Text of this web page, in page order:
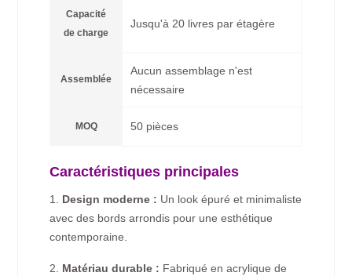
Capacité
de charge
Jusqu'à 20 livres par étagère
Assemblée
Aucun assemblage n'est
nécessaire
MOQ 50 pièces
Caractéristiques principales
1. Design moderne : Un look épuré et minimaliste
avec des bords arrondis pour une esthétique
contemporaine.
2. Matériau durable : Fabriqué en acrylique de